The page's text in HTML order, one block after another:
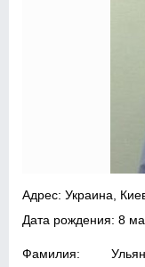
Адрес: Украина,
Дата рождения:8
Фамилия: